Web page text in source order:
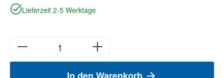
Lieferzeit 2-5 Werktage